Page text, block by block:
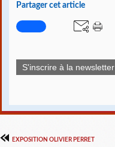
Partager cet article
S'inscrire à la newsletter
EXPOSITION OLIVIER PERRET